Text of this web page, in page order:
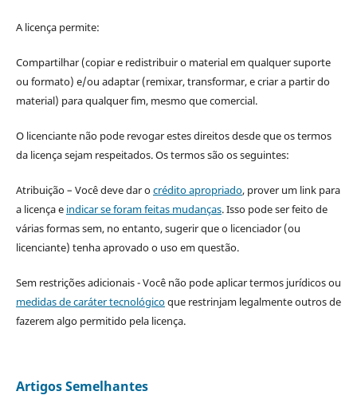
A licença permite:
Compartilhar (copiar e redistribuir o material em qualquer suporte
ou formato) e/ou adaptar (remixar, transformar, e criar a partir do
material) para qualquer fim, mesmo que comercial.
O licenciante não pode revogar estes direitos desde que os termos
da licença sejam respeitados. Os termos são os seguintes:
Atribuição – Você deve dar ocrédito apropriado, prover um link para
a licença e indicar se foram feitas mudanças. Isso pode ser feito de
várias formas sem, no entanto, sugerir que o licenciador (ou
licenciante) tenha aprovado o uso em questão.
Sem restrições adicionais - Você não pode aplicar termos jurídicos ou
medidas de caráter tecnológicoque restrinjam legalmente outros de
fazerem algo permitido pela licença.
Artigos Semelhantes